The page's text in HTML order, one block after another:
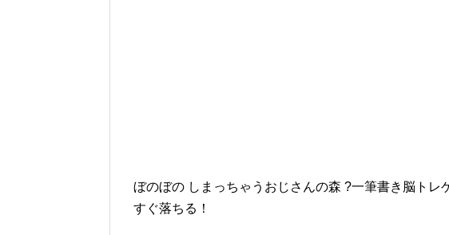
ぼのぼの しまっちゃうおじさんの森 ?一筆書き脳トレ
すぐ落ちる！